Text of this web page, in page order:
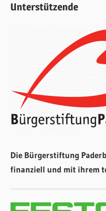
Unterstützende
Die Bürgerstiftung
finanziell und mit ihrem